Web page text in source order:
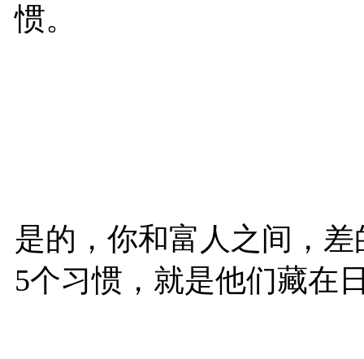
惯。
是的，你和富人之间，
5个习惯，就是他们藏在